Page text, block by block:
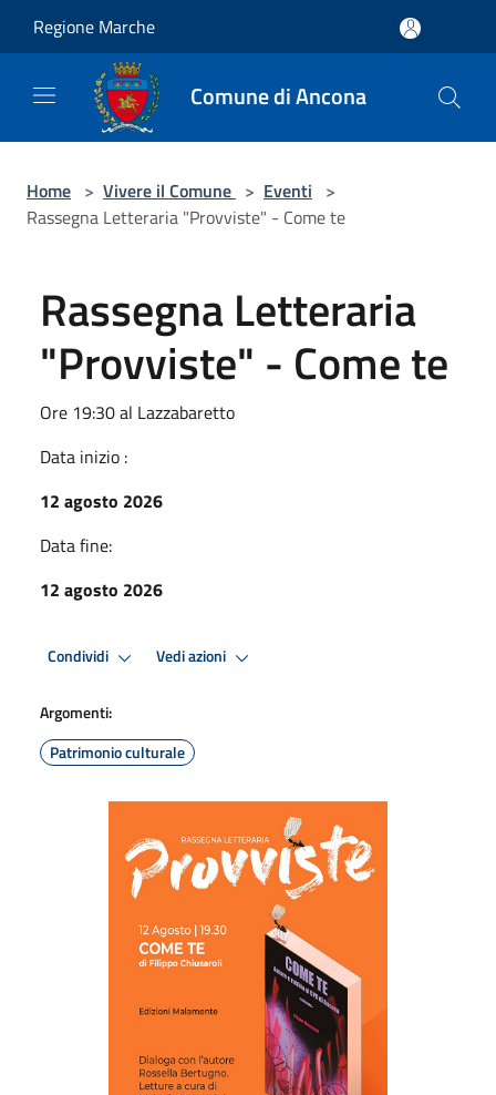
Regione Marche
Comune di Ancona
Home > Vivere il Comune > Eventi >
Rassegna Letteraria "Provviste" - Come te
Rassegna Letteraria
"Provviste" - Come te
Ore 19:30 al Lazzabaretto
Data inizio :
12 agosto 2026
Data fine:
12 agosto 2026
Condividi Vedi azioni
Argomenti:
Patrimonio culturale